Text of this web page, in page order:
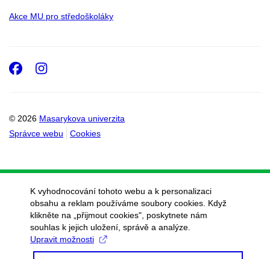
Akce MU pro středoškoláky
© 2026 Masarykova univerzita
Správce webu
Cookies
Facebook
Instagram
K vyhodnocování tohoto webu a k personalizaci
obsahu a reklam používáme soubory cookies. Když
klikněte na „přijmout cookies", poskytnete nám
souhlas k jejich uložení, správě a analýze.
Upravit možnosti